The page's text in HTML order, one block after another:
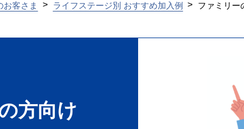
お客さま ライフステージ別 おすすめ加入例 ファミリー
方向け